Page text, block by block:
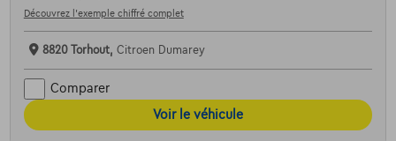
Découvrez l’exemple chiffré complet
8820 Torhout, Citroen Dumarey
Comparer
Voir le véhicule